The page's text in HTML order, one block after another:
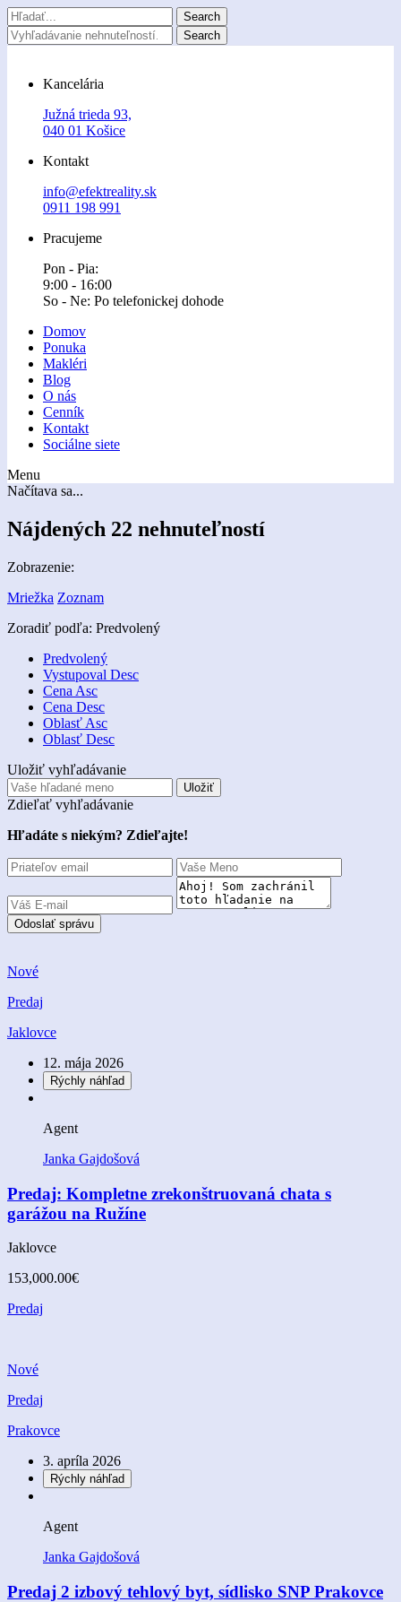
Kancelária
Južná trieda 93,
040 01 Košice
Kontakt
info@efektreality.sk
0911 198 991
Pracujeme
Pon - Pia:
9:00 - 16:00
So - Ne: Po telefonickej dohode
Domov
Ponuka
Makléri
Blog
O nás
Cenník
Kontakt
Sociálne siete
Menu
Načítava sa...
Nájdených 22 nehnuteľností
Zobrazenie:
Mriežka Zoznam
Zoradiť podľa: Predvolený
Predvolený
Vystupoval Desc
Cena Asc
Cena Desc
Oblasť Asc
Oblasť Desc
Uložiť vyhľadávanie
Uložiť
Zdieľať vyhľadávanie
Hľadáte s niekým? Zdieľajte!
Odoslať správu
Nové
Predaj
Jaklovce
12. mája 2026
Rýchly náhľad
Agent
Janka Gajdošová
Predaj: Kompletne zrekonštruovaná chata s
garážou na Ružíne
Jaklovce
153,000.00€
Predaj
Nové
Predaj
Prakovce
3. apríla 2026
Rýchly náhľad
Agent
Janka Gajdošová
Predaj 2 izbový tehlový byt, sídlisko SNP Prakovce